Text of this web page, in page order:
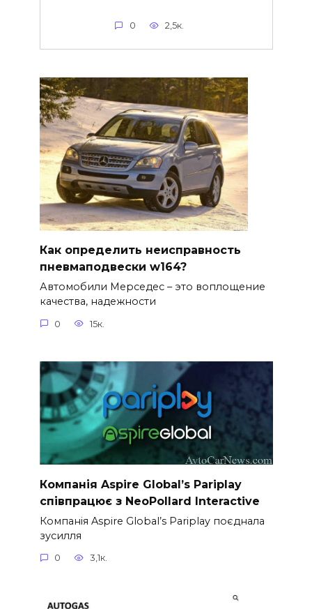
0 2,5к.
Как определить неисправность
пневмаподвески w164?
Автомобили Мерседес – это воплощение
качества, надежности
0 15к.
Компанія Aspire Global’s Pariplay
співпрацює з NeoPollard Interactive
Компанія Aspire Global’s Pariplay поєднала
зусилля
0 3,1к.